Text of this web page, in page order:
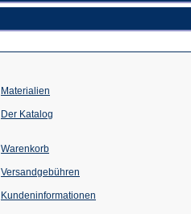
Materialien
Der Katalog
Warenkorb
Versandgebühren
Kundeninformationen